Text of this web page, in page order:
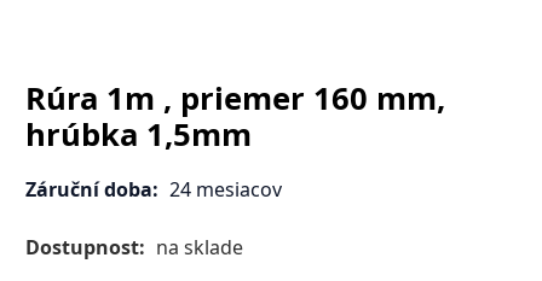
Rúra 1m , priemer 160 mm,
hrúbka 1,5mm
Záruční doba: 24 mesiacov
Dostupnost: na sklade